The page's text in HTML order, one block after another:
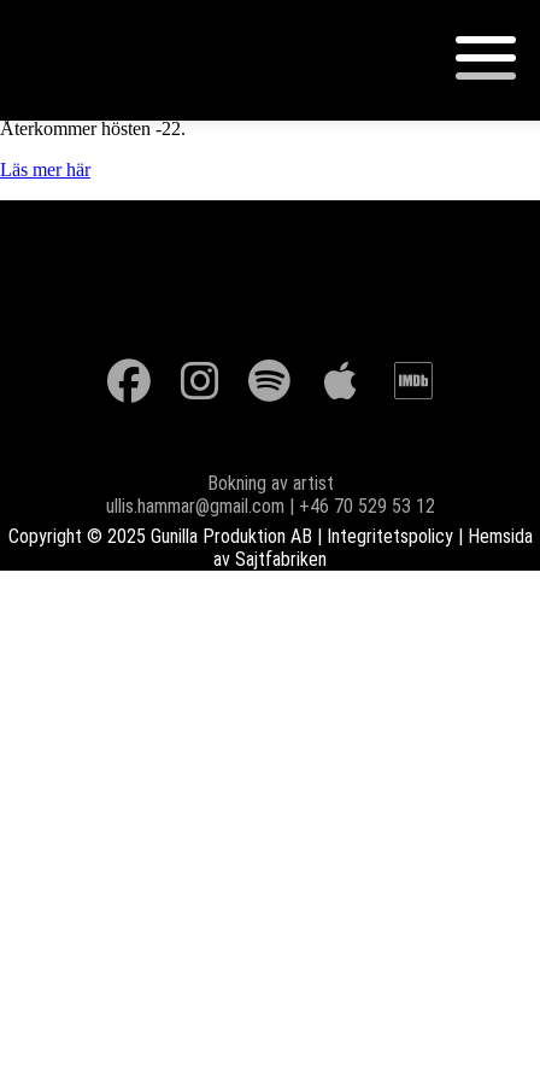
Återkommer hösten -22.
Läs mer här
Bokning av artist
ullis.hammar@gmail.com | +46 70 529 53 12
Copyright © 2025 Gunilla Produktion AB | Integritetspolicy| Hemsida
av Sajtfabriken